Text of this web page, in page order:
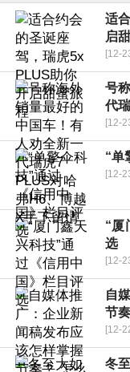
适
启
[12-
号
代
[12-
“单
[12-
“厦
选
[12-
自
节
[12-
冬